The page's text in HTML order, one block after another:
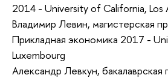
2014 - University of California, Los
Владимир Левин, магистерская
Прикладная экономика 2017 -
Luxembourg
Александр Левкун, бакалаврская